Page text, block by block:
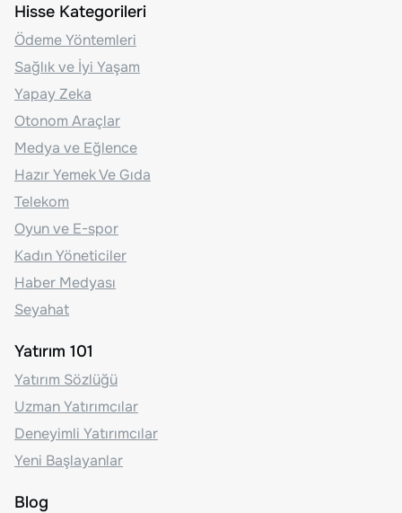
Hisse Kategorileri
Ödeme Yöntemleri
Sağlık ve İyi Yaşam
Yapay Zeka
Otonom Araçlar
Medya ve Eğlence
Hazır Yemek Ve Gıda
Telekom
Oyun ve E-spor
Kadın Yöneticiler
Haber Medyası
Seyahat
Yatırım 101
Yatırım Sözlüğü
Uzman Yatırımcılar
Deneyimli Yatırımcılar
Yeni Başlayanlar
Blog